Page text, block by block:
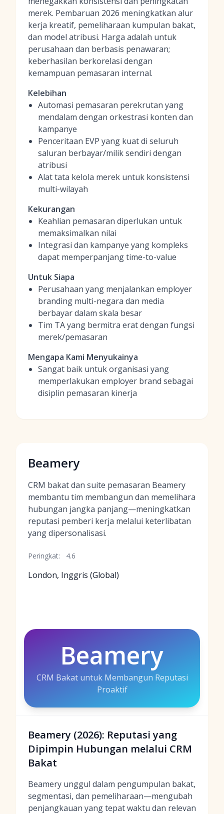
merek. Pembaruan 2026 meningkatkan alur
kerja kreatif, pemeliharaan kumpulan bakat,
dan model atribusi. Harga adalah untuk
perusahaan dan berbasis penawaran;
keberhasilan berkorelasi dengan
kemampuan pemasaran internal.
Kelebihan
Automasi pemasaran perekrutan yang
mendalam dengan orkestrasi konten dan
kampanye
Penceritaan EVP yang kuat di seluruh
saluran berbayar/milik sendiri dengan
atribusi
Alat tata kelola merek untuk konsistensi
multi-wilayah
Kekurangan
Keahlian pemasaran diperlukan untuk
memaksimalkan nilai
Integrasi dan kampanye yang kompleks
dapat memperpanjang time-to-value
Untuk Siapa
Perusahaan yang menjalankan employer
branding multi-negara dan media
berbayar dalam skala besar
Tim TA yang bermitra erat dengan fungsi
merek/pemasaran
Mengapa Kami Menyukainya
Sangat baik untuk organisasi yang
memperlakukan employer brand sebagai
disiplin pemasaran kinerja
Beamery
CRM bakat dan suite pemasaran Beamery
membantu tim membangun dan memelihara
hubungan jangka panjang—meningkatkan
reputasi pemberi kerja melalui keterlibatan
yang dipersonalisasi.
Peringkat: 4.6
London, Inggris (Global)
Beamery
CRM Bakat untuk Membangun Reputasi
Proaktif
Beamery (2026): Reputasi yang
Dipimpin Hubungan melalui CRM
Bakat
Beamery unggul dalam pengumpulan bakat,
segmentasi, dan pemeliharaan—mengubah
penjangkauan yang tepat waktu dan relevan